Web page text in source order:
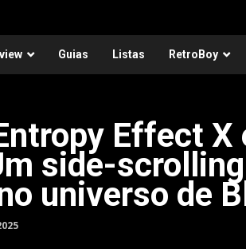
Guias Listas RetroBoy
Effect X
side-
universo de